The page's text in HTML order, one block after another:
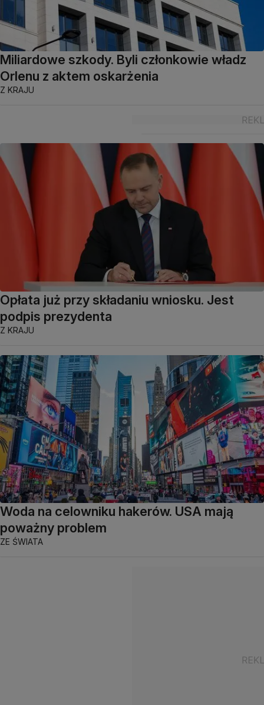
Miliardowe szkody. Byli członkowie władz
Orlenu z aktem oskarżenia
Z KRAJU
Opłata już przy składaniu wniosku. Jest
podpis prezydenta
Z KRAJU
Woda na celowniku hakerów. USA mają
poważny problem
ZE ŚWIATA